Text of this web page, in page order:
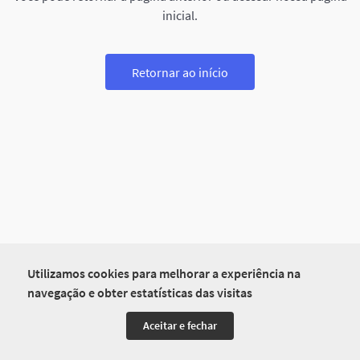
Utilizamos cookies para melhorar a experiência na
navegação e obter estatísticas das visitas
Aceitar e fechar
inicial.
Retornar ao início